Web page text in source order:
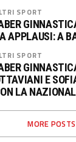
SPORT
APPLAUSI: A
SPORT
E
LA
MORE POSTS